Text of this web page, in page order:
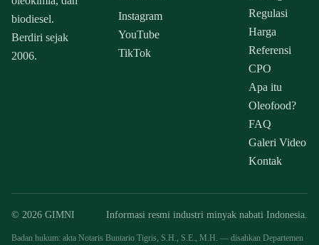
biodiesel.
Berdiri sejak
2006.
Instagram
YouTube
TikTok
Regulasi
Harga
Referensi
CPO
Apa itu
Oleofood?
FAQ
Galeri Video
Kontak
© 2026 GIMNI Informasi resmi industri minyak nabati Indonesia.
Badan hukum: akta Notaris Buntario Tigris, S.H., S.E., M.H. — disahkan Departemen